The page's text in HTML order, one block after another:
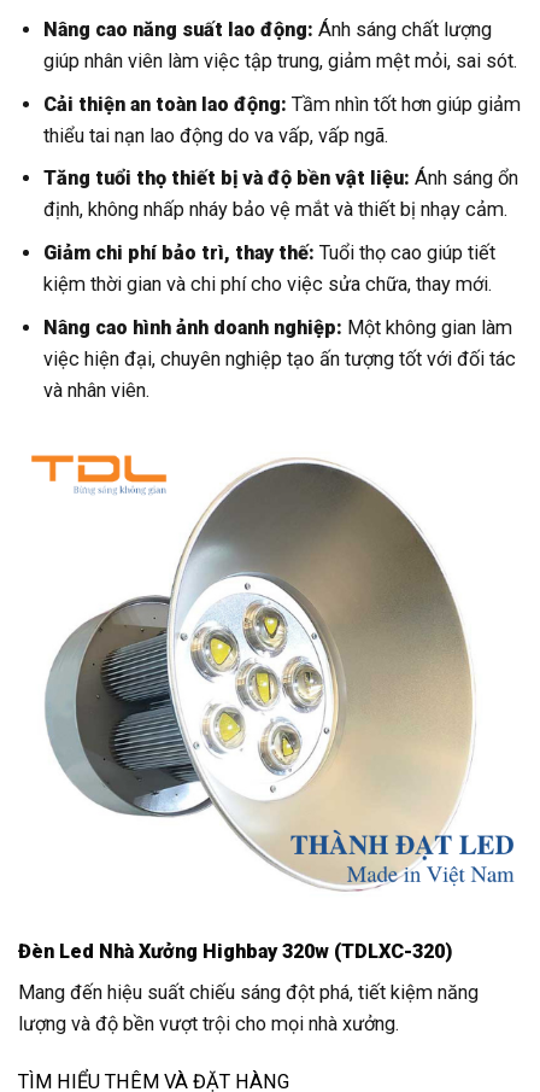
Nâng cao năng suất lao động: Ánh sáng chất lượng
giúp nhân viên làm việc tập trung, giảm mệt mỏi, sai sót.
Cải thiện an toàn lao động: Tầm nhìn tốt hơn giúp giảm
thiểu tai nạn lao động do va vấp, vấp ngã.
Tăng tuổi thọ thiết bị và độ bền vật liệu: Ánh sáng ổn
định, không nhấp nháy bảo vệ mắt và thiết bị nhạy cảm.
Giảm chi phí bảo trì, thay thế: Tuổi thọ cao giúp tiết
kiệm thời gian và chi phí cho việc sửa chữa, thay mới.
Nâng cao hình ảnh doanh nghiệp: Một không gian làm
việc hiện đại, chuyên nghiệp tạo ấn tượng tốt với đối tác
và nhân viên.
Đèn Led Nhà Xưởng Highbay 320w (TDLXC-320)
Mang đến hiệu suất chiếu sáng đột phá, tiết kiệm năng
lượng và độ bền vượt trội cho mọi nhà xưởng.
TÌM HIỂU THÊM VÀ ĐẶT HÀNG